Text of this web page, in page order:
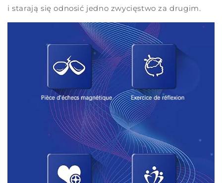
i starają się odnosić jedno zwycięstwo za drugim.